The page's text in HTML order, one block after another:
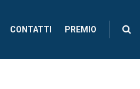
CONTATTI PREMIO